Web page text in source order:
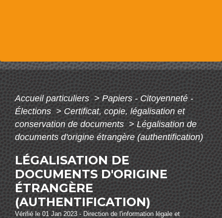
Accueil particuliers> Papiers - Citoyenneté -
Élections > Certificat, copie, légalisation et
conservation de documents> Légalisation de
documents d'origine étrangère (authentification)
LÉGALISATION DE
DOCUMENTS D'ORIGINE
ÉTRANGÈRE
(AUTHENTIFICATION)
Vérifié le 01 Jan 2023 - Direction de l'information légale et